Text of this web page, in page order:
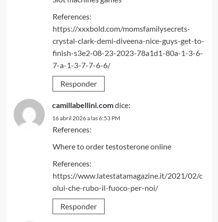
References:
https://xxxbold.com/momsfamilysecrets-
crystal-clark-demi-diveena-nice-guys-get-to-
finish-s3e2-08-23-2023-78a1d1-80a-1-3-6-
7-a-1-3-7-7-6-6/
Responder
camillabellini.comdice:
16 abril 2026 a las 6:53 PM
References:
Where to order testosterone online
References:
https://www.latestatamagazine.it/2021/02/c
olui-che-rubo-il-fuoco-per-noi/
Responder